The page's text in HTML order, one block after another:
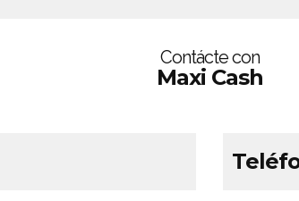
Contácte con
Maxi Cash